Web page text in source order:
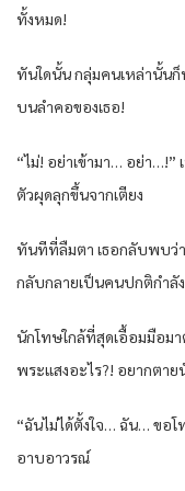
ทั้งหมด!
ทันใดนั้น กลุ่มคนเหล่านั้นก็
บนลำคอของเธอ!
“ไม่! อย่าเข้ามา… อย่า…!”
ตัวผุดลุกขึ้นจากเตียง
ทันทีที่ลืมตา เธอกลับพบว่
กลับกลายเป็นคนปกติกำลั
นักโทษใกล้ที่สุดเอื้อมมือม
พระแสงอะไร?! อยากตาย
“ฉันไม่ได้ตั้งใจ… ฉัน… ขอ
อาบอาวรณ์